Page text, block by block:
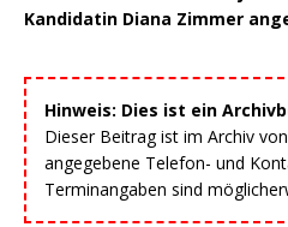
Kandidatin Diana Zimmer
Hinweis: Dies ist ein
Dieser Beitrag ist im Archiv
angegebene Telefon- und
Terminangaben sind